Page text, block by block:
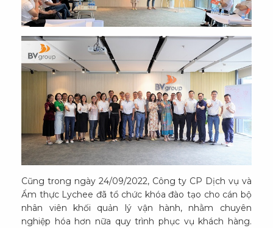
Cũng trong ngày 24/09/2022, Công ty CP Dịch vụ và
Ẩm thực Lychee đã tổ chức khóa đào tạo cho cán bộ
nhân viên khối quản lý vận hành, nhằm chuyên
nghiệp hóa hơn nữa quy trình phục vụ khách hàng.